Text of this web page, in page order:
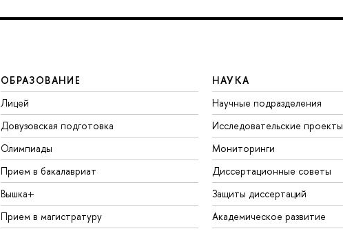
ОБРАЗОВАНИЕ
Лицей
Довузовская подготовка
Олимпиады
Прием в бакалавриат
Вышка+
Прием в магистратуру
НАУКА
Научные подразделения
Исследовательские проекты
Мониторинги
Диссертационные советы
Защиты диссертаций
Академическое развитие